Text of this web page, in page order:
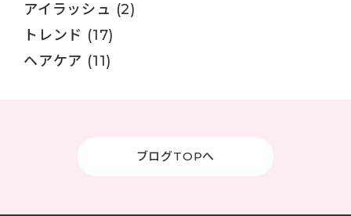
アイラッシュ (2)
トレンド (17)
ヘアケア (11)
ブログTOPへ